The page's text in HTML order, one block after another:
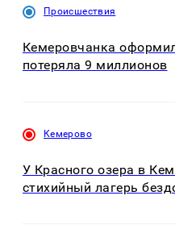
Происшествия
Кемеровчанка
потеряла 9 миллионов
Кемерово
У Красного озера в
стихийный лагерь